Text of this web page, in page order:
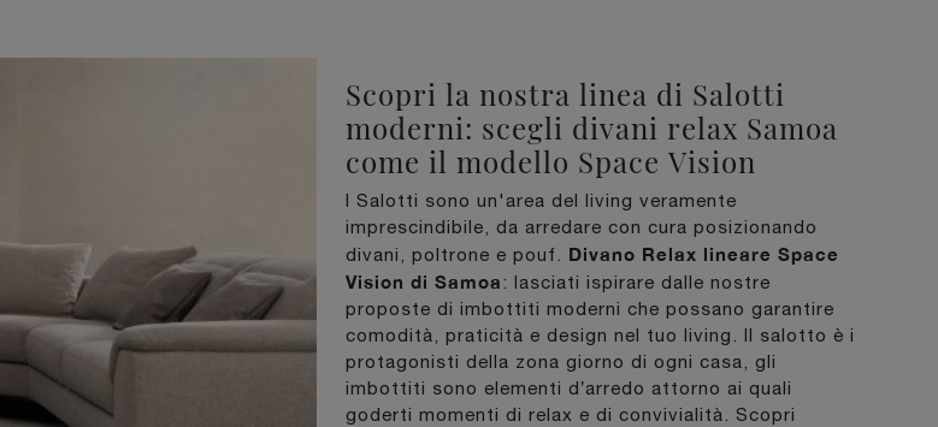
Scopri la nostra linea di Salotti
moderni: scegli divani relax Samoa
come il modello Space Vision
I Salotti sono un'area del living veramente
imprescindibile, da arredare con cura posizionando
divani, poltrone e pouf. Divano Relax lineare Space
Vision di Samoa: lasciati ispirare dalle nostre
proposte di imbottiti moderni che possano garantire
comodità, praticità e design nel tuo living. Il salotto è i
protagonisti della zona giorno di ogni casa, gli
imbottiti sono elementi d’arredo attorno ai quali
goderti momenti di relax e di convivialità. Scopri